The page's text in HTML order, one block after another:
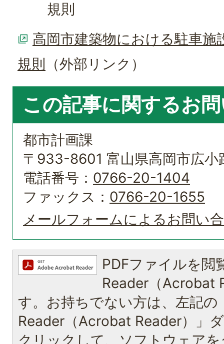
規則
高岡市建築物における駐車施
規則
（外部リンク）
この記事に関するお
都市計画課
〒933-8601 富山県高岡市広
電話番号： 0766-20-1404
ファックス： 0766-20-1655
メールフォームによるお問い
PDFファイルを閲
Reader（Acrobat
す。お持ちでない方は、左記の
Reader（Acrobat Reader）」
クリックして、ソフトウェア